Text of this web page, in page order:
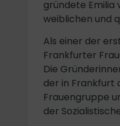
gründete Emilia
weiblichen und
Als einer der
Frankfurter
Die
der in Frankfurt
Frauengruppe
der